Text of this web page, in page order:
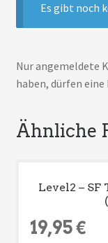
Es gibt noch
Nur angemeldete
haben, dürfen
Ähnliche
Level2 –
19,95€